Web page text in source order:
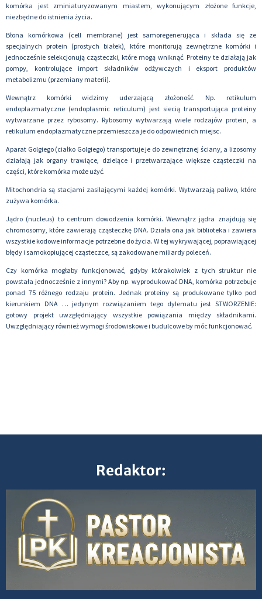
komórka jest zminiaturyzowanym miastem, wykonującym złożone funkcje,
niezbędne do istnienia życia.
Błona komórkowa (cell membrane) jest samoregenerująca i składa się ze
specjalnych protein (prostych białek), które monitorują zewnętrzne komórki i
jednocześnie selekcjonują cząsteczki, które mogą wniknąć. Proteiny te działają jak
pompy, kontrolujące import składników odżywczych i eksport produktów
metabolizmu (przemiany materii).
Wewnątrz komórki widzimy uderzającą złożoność. Np. retikulum
endoplazmatyczne (endoplasmic reticulum) jest siecią transportująca proteiny
wytwarzane przez rybosomy. Rybosomy wytwarzają wiele rodzajów protein, a
retikulum endoplazmatyczne przemieszcza je do odpowiednich miejsc.
Aparat Golgiego (ciałko Golgiego) transportuje je do zewnętrznej ściany, a lizosomy
działają jak organy trawiące, dzielące i przetwarzające większe cząsteczki na
części, które komórka może użyć.
Mitochondria są stacjami zasilającymi każdej komórki. Wytwarzają paliwo, które
zużywa komórka.
Jądro (nucleus) to centrum dowodzenia komórki. Wewnątrz jądra znajdują się
chromosomy, które zawierają cząsteczkę DNA. Działa ona jak biblioteka i zawiera
wszystkie kodowe informacje potrzebne do życia. W tej wykrywającej, poprawiającej
błędy i samokopiującej cząsteczce, są zakodowane miliardy poleceń.
Czy komórka mogłaby funkcjonować, gdyby którakolwiek z tych struktur nie
powstała jednocześnie z innymi? Aby np. wyprodukować DNA, komórka potrzebuje
ponad 75 różnego rodzaju protein. Jednak proteiny są produkowane tylko pod
kierunkiem DNA … jedynym rozwiązaniem tego dylematu jest STWORZENIE:
gotowy projekt uwzględniający wszystkie powiązania między składnikami.
Uwzględniający również wymogi środowiskowe i budulcowe by móc funkcjonować.
Redaktor: